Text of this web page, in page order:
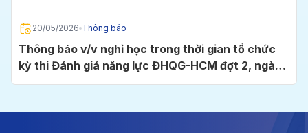
Chí Minh
20/05/2026 Thông báo
Thông báo v/v nghỉ học trong thời gian tổ chức
kỳ thi Đánh giá năng lực ĐHQG-HCM đợt 2, ngày
24/5/2026 tại Cụm thi Trường Đại học Công